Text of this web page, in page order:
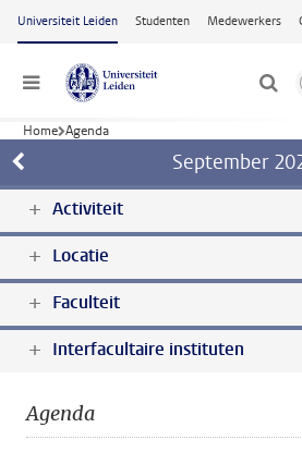
Ga naar hoofdinhoud
Universiteit Leiden Studenten Medewerkers
Menu
Home Agenda
September
Activiteit
Locatie
Faculteit
Interfacultaire instituten
Agenda